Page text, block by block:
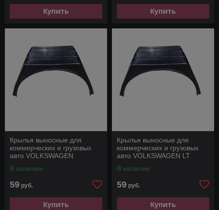
Купить Купить
Крылья выносные для
коммерческих и грузовых
авто VOLKSWAGEN
В наличии
59 руб.
Купить
Крылья выносные для
коммерческих и грузовых
авто VOLKSWAGEN LT
В наличии
59 руб.
Купить